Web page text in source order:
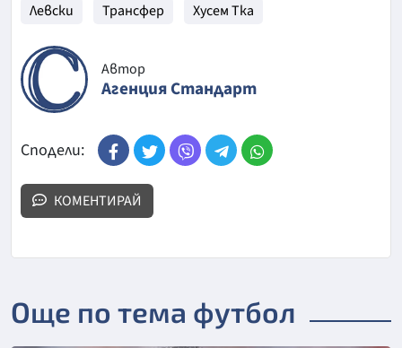
Левски
Трансфер Хусем Тка
Автор
Агенция Стандарт
Сподели:
КОМЕНТИРАЙ
Още по тема футбол